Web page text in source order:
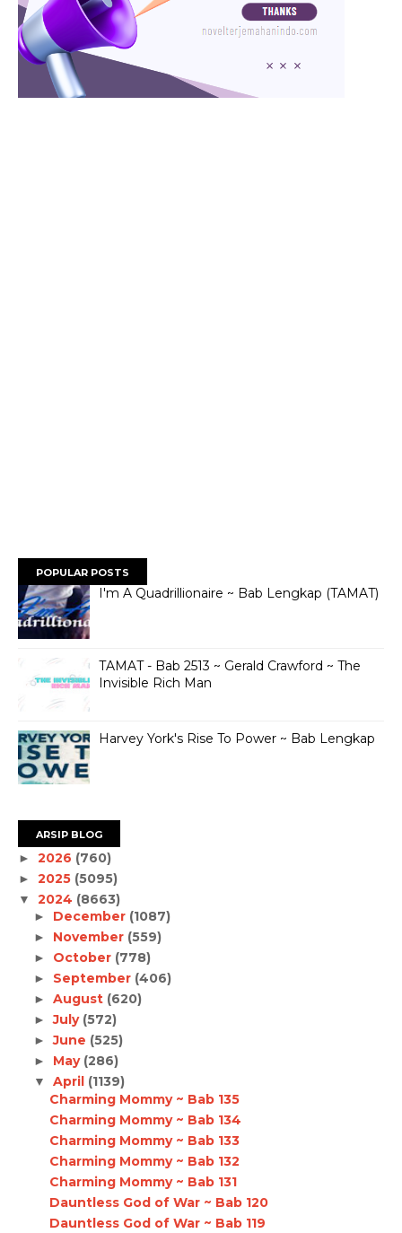
POPULAR POSTS
I'm A Quadrillionaire ~ Bab Lengkap (TAMAT)
TAMAT - Bab 2513 ~ Gerald Crawford ~ The
Invisible Rich Man
Harvey York's Rise To Power ~ Bab Lengkap
ARSIP BLOG
► 2026 (760)
► 2025 (5095)
▼ 2024 (8663)
► December (1087)
► November (559)
► October (778)
► September (406)
► August (620)
►July (572)
►June (525)
► May (286)
▼ April (1139)
Charming Mommy ~ Bab 135
Charming Mommy ~ Bab 134
Charming Mommy ~ Bab 133
Charming Mommy ~ Bab 132
Charming Mommy ~ Bab 131
Dauntless God of War ~ Bab 120
Dauntless God of War ~ Bab 119